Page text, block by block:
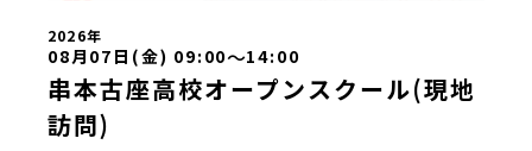
2026年
08月07日(金) 09:00〜14:00
串本古座高校オープンスクール(現地
訪問)